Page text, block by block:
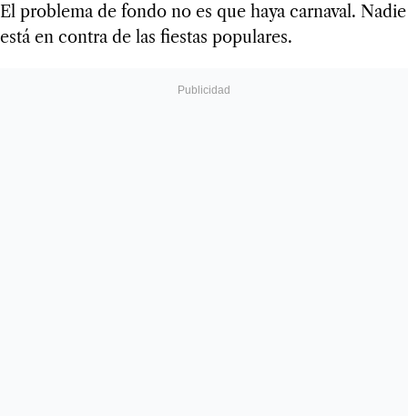
El problema de fondo no es que haya carnaval. Nadie
está en contra de las fiestas populares.